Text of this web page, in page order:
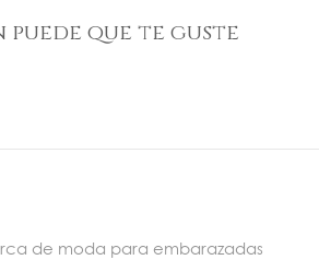
puede que te guste
de moda para embarazadas